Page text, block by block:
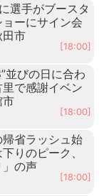
選手がブースタ
ーにサイン会
市
[18:00]
びの日に合わ
で感謝イベン
[18:00]
省ラッシュ始
りのピーク、
の声
[18:00]